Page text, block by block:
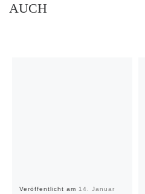
AUCH
Veröffentlicht am 14. Januar